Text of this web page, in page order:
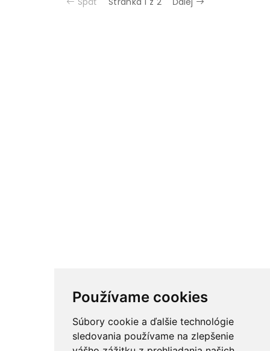
Používame cookies
Súbory cookie a ďalšie technológie
sledovania používame na zlepšenie